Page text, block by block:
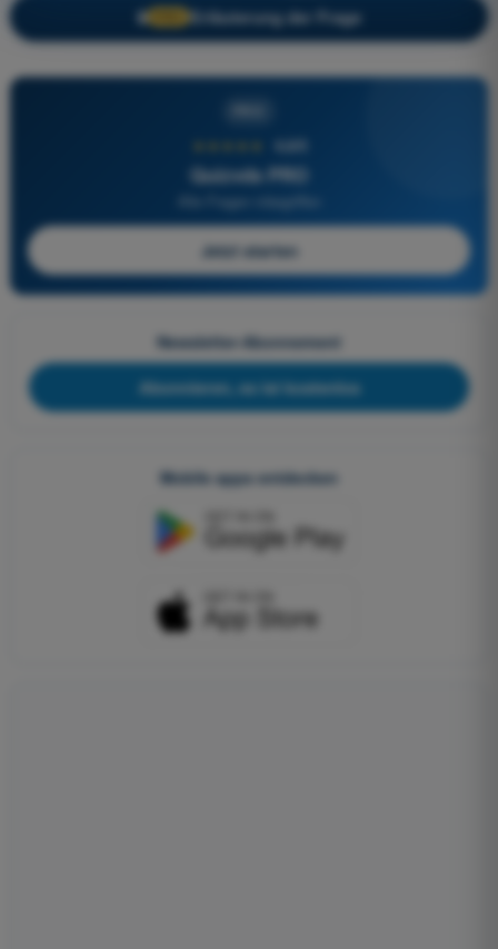
🔒 Erläuterung der Frage
4,6/5
Quizvds PRO
Alle Fragen inbegriffen
Jetzt starten
Newsletter-Abonnement
Abonnieren, es ist kostenlos
Mobile apps entdecken